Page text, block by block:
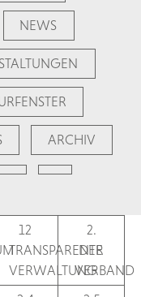
NEWS
ARCHIV
12
TRANSPARENTE
VERWALTUNG
2.
DER
VERBAND